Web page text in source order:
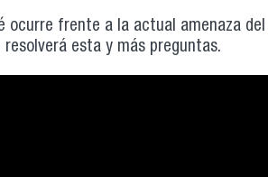
ocurre frente a la actual amenaza
resolverá esta y más preguntas.